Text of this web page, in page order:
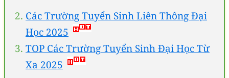
Các Trường Tuyển Sinh Liên Thông Đại
Học 2025
TOP Các Trường Tuyển Sinh Đại Học Từ
Xa 2025